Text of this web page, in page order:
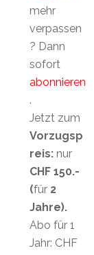
mehr
verpassen
? Dann
sofort
abonnieren
.
Jetzt zum
Vorzugsp
reis: nur
CHF 150.-
(für 2
Jahre).
Abo für 1
Jahr: CHF